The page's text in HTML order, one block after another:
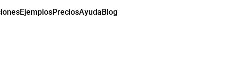
EjemplosPreciosAyudaBlog